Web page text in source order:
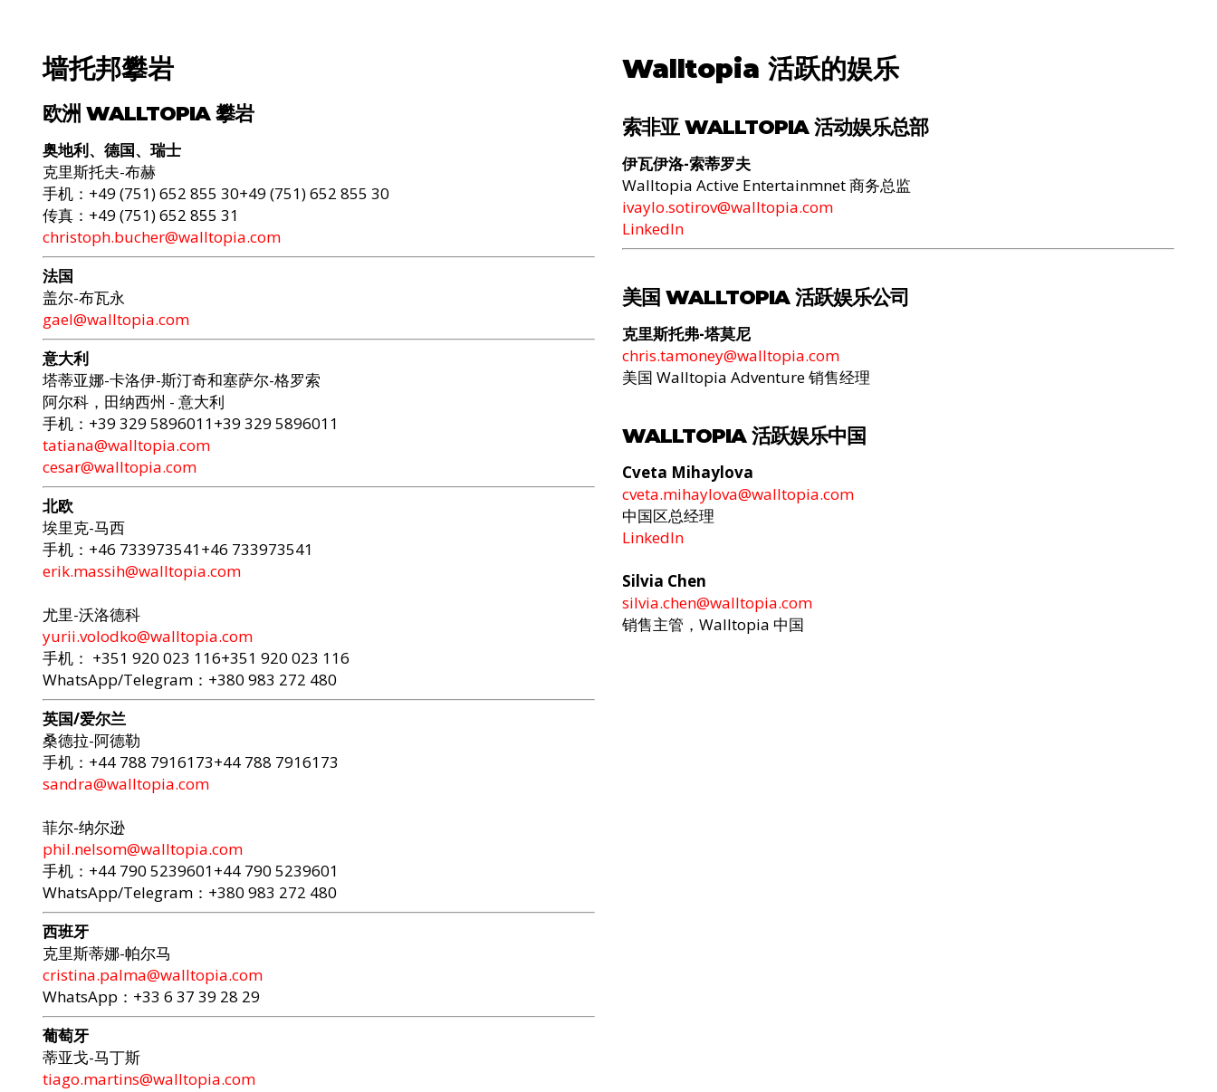
墙托邦攀岩
欧洲 WALLTOPIA 攀岩
奥地利、德国、瑞士
克里斯托夫-布赫
手机：+49 (751) 652 855 30+49 (751) 652 855 30
传真：+49 (751) 652 855 31
christoph.bucher@walltopia.com
法国
盖尔-布瓦永
gael@walltopia.com
意大利
塔蒂亚娜-卡洛伊-斯汀奇和塞萨尔-格罗索
阿尔科，田纳西州 - 意大利
手机：+39 329 5896011+39 329 5896011
tatiana@walltopia.com
cesar@walltopia.com
北欧
埃里克-马西
手机：+46 733973541+46 733973541
erik.massih@walltopia.com
尤里-沃洛德科
yurii.volodko@walltopia.com
手机： +351 920 023 116+351 920 023 116
WhatsApp/Telegram：+380 983 272 480
英国/爱尔兰
桑德拉-阿德勒
手机：+44 788 7916173+44 788 7916173
sandra@walltopia.com
菲尔-纳尔逊
phil.nelsom@walltopia.com
手机：+44 790 5239601+44 790 5239601
WhatsApp/Telegram：+380 983 272 480
西班牙
克里斯蒂娜-帕尔马
cristina.palma@walltopia.com
WhatsApp：+33 6 37 39 28 29
葡萄牙
蒂亚戈-马丁斯
tiago.martins@walltopia.com
Walltopia 活跃的娱乐
索非亚 WALLTOPIA 活动娱乐总部
伊瓦伊洛-索蒂罗夫
Walltopia Active Entertainmnet 商务总监
ivaylo.sotirov@walltopia.com
LinkedIn
美国 WALLTOPIA 活跃娱乐公司
克里斯托弗-塔莫尼
chris.tamoney@walltopia.com
美国 Walltopia Adventure 销售经理
WALLTOPIA 活跃娱乐中国
Cveta Mihaylova
cveta.mihaylova@walltopia.com
中国区总经理
LinkedIn
Silvia Chen
silvia.chen@walltopia.com
销售主管，Walltopia 中国